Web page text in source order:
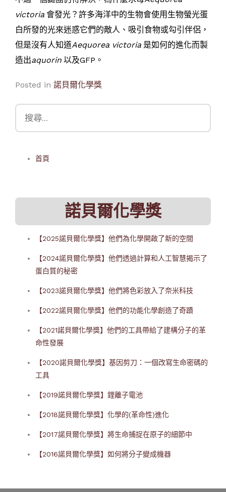
victoria 會發光？許多海洋中的生物會使用生物螢光蛋
白所發的光來迷惑它們的敵人、吸引食物或勾引伴侶，
但是沒有人知道Aequorea victoria 是如何的進化而製
造出aquorin 以及GFP。
Posted in 諾貝爾化學獎
首頁
諾貝爾化學獎
【2025諾貝爾化學獎】他們為化學開啟了新的空間
【2024諾貝爾化學獎】他們透過計算和人工智慧揭示了
蛋白質的秘密
【2023諾貝爾化學獎】他們將色彩放入了奈米科技
【2022諾貝爾化學獎】他們的功能化學創造了奇蹟
【2021諾貝爾化學獎】他們的工具帶給了建構分子的革
命性發展
【2020諾貝爾化學獎】基因剪刀：一個改寫生命密碼的
工具
【2019諾貝爾化學獎】鋰離子電池
【2018諾貝爾化學獎】化學的(革命性)進化
【2017諾貝爾化學獎】將生命捕捉在原子的細節中
【2016諾貝爾化學獎】如何將分子變成機器